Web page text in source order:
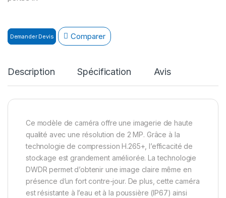
Demander Devis Comparer
Description Spécification Avis
Ce modèle de caméra offre une imagerie de haute
qualité avec une résolution de 2 MP. Grâce à la
technologie de compression H.265+, l’efficacité de
stockage est grandement améliorée. La technologie
DWDR permet d’obtenir une image claire même en
présence d’un fort contre-jour. De plus, cette caméra
est résistante à l’eau et à la poussière (IP67) ainsi